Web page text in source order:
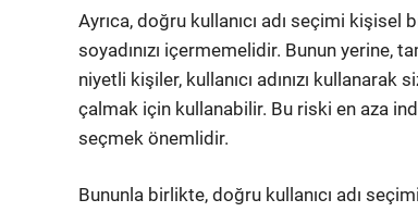
Ayrıca, doğru kullanıcı adı seçimi kişisel
soyadınızı içermemelidir. Bunun
niyetli kişiler, kullanıcı adınızı
çalmak için kullanabilir. Bu riski en aza
seçmek önemlidir.
Bununla birlikte, doğru kullanıcı adı